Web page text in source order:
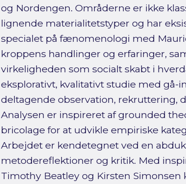
og Nordengen. Områderne er ikke
lignende materialitetstyper og har
specialet på fænomenologi med
kroppens handlinger og erfaringer,
virkeligheden som socialt skabt i
eksplorativt, kvalitativt studie med gå-
deltagende observation, rekruttering,
Analysen er inspireret af grounded
bricolage for at udvikle empiriske
Arbejdet er kendetegnet ved en
metodereflektioner og kritik. Med
Timothy Beatley og Kirsten